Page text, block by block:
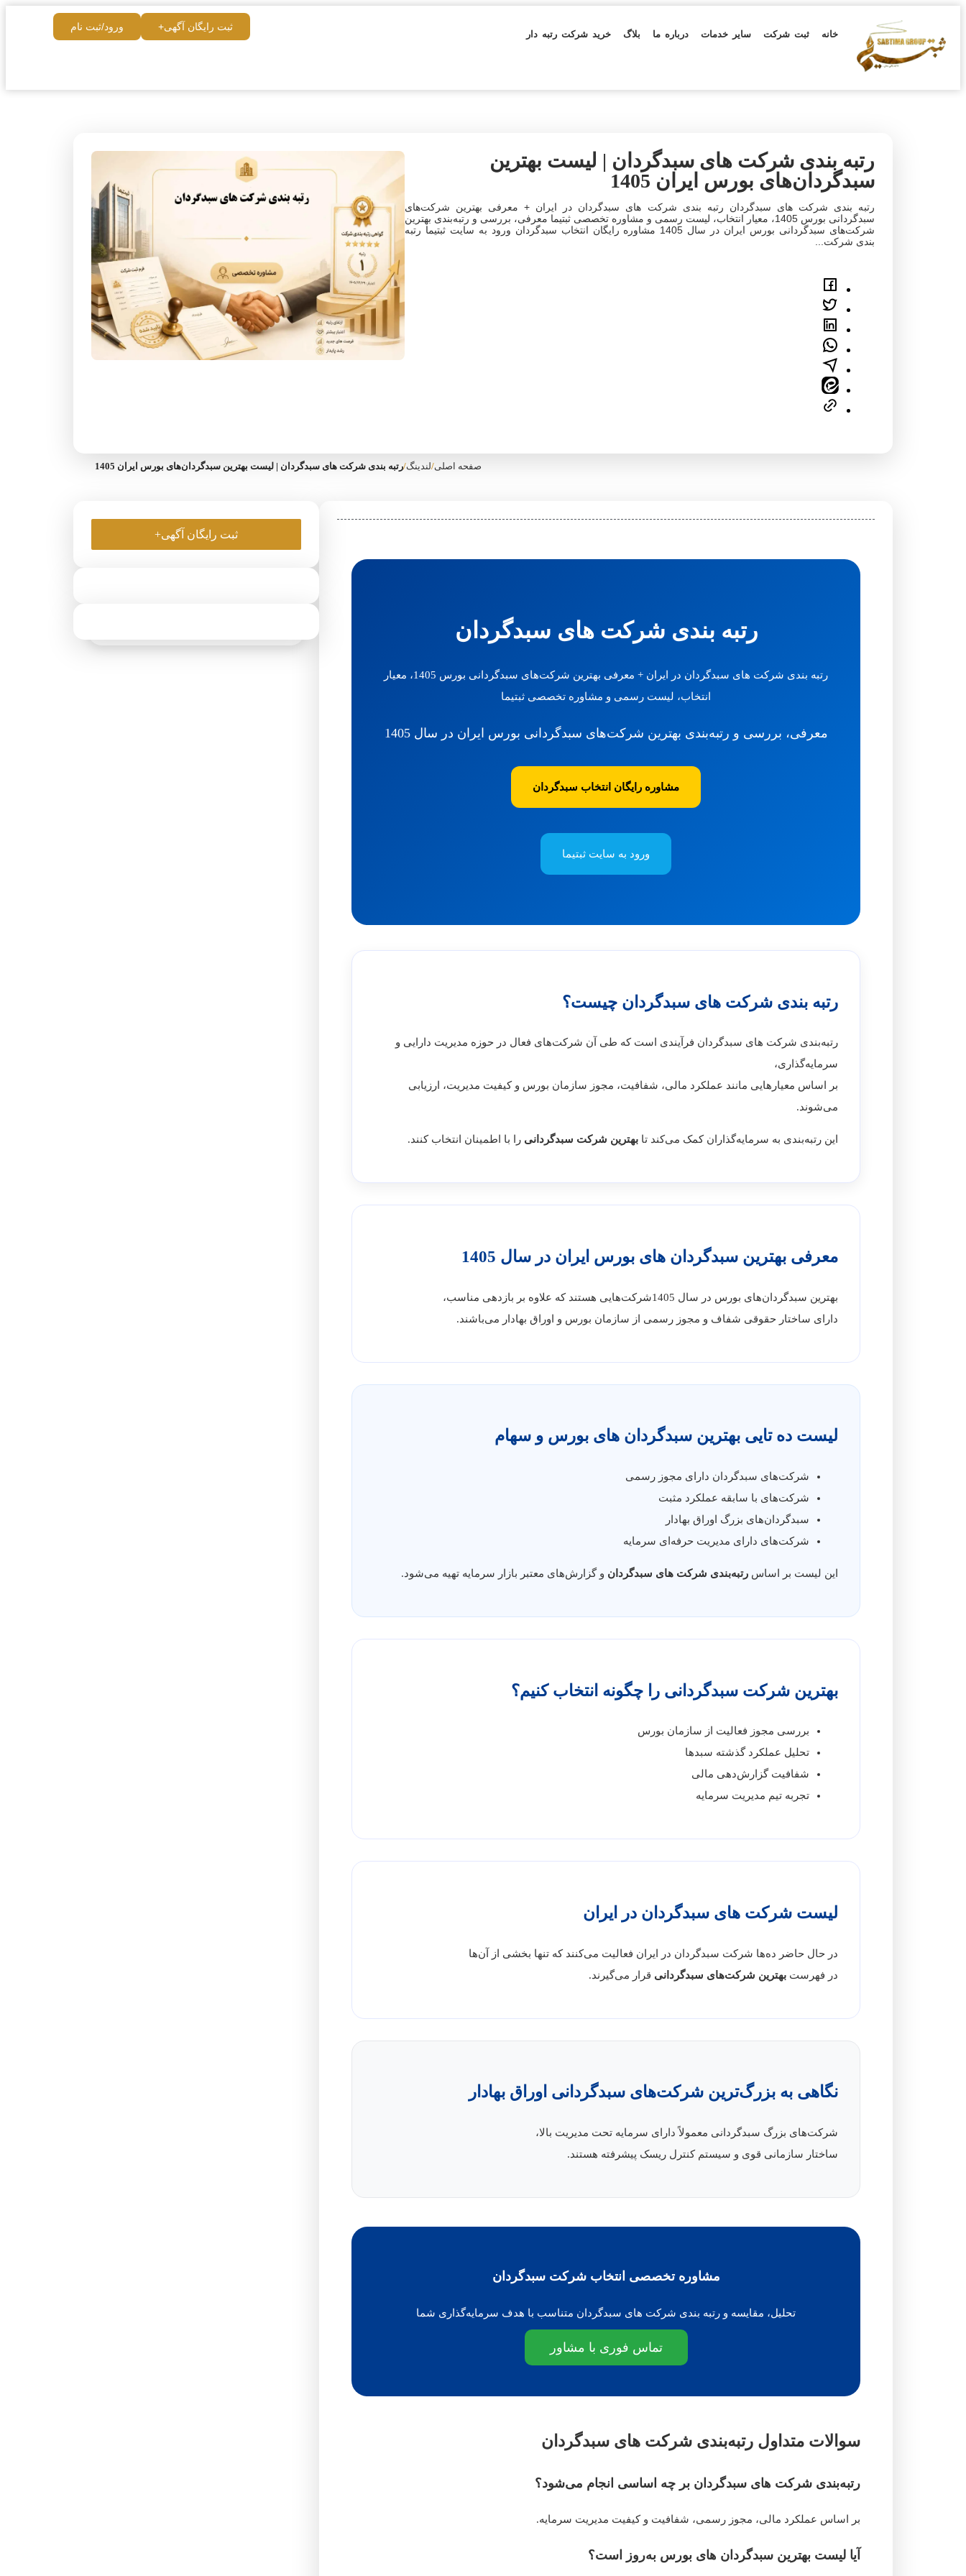
خانه ثبت شرکت سایر خدمات درباره ما بلاگ خرید شرکت رتبه دار
ثبت رایگان آگهی+ ورود/ثبت نام
رتبه بندی شرکت های سبدگردان | لیست بهترین
سبدگردان‌های بورس ایران 1405
رتبه بندی شرکت های سبدگردان رتبه بندی شرکت های سبدگردان در ایران + معرفی بهترین شرکت‌های
سبدگردانی بورس 1405، معیار انتخاب، لیست رسمی و مشاوره تخصصی ثبتیما معرفی، بررسی و رتبه‌بندی بهترین
شرکت‌های سبدگردانی بورس ایران در سال 1405 مشاوره رایگان انتخاب سبدگردان ورود به سایت ثبتیما رتبه
بندی شرکت...
صفحه اصلی/لندینگ/رتبه بندی شرکت های سبدگردان | لیست بهترین سبدگردان‌های بورس ایران 1405
رتبه بندی شرکت های سبدگردان
رتبه بندی شرکت های سبدگردان در ایران + معرفی بهترین شرکت‌های سبدگردانی بورس 1405، معیار
انتخاب، لیست رسمی و مشاوره تخصصی ثبتیما
معرفی، بررسی و رتبه‌بندی بهترین شرکت‌های سبدگردانی بورس ایران در سال 1405
مشاوره رایگان انتخاب سبدگردان
ورود به سایت ثبتیما
رتبه بندی شرکت های سبدگردان چیست؟
رتبه‌بندی شرکت های سبدگردان فرآیندی است که طی آن شرکت‌های فعال در حوزه مدیریت دارایی و
سرمایه‌گذاری،
بر اساس معیارهایی مانند عملکرد مالی، شفافیت، مجوز سازمان بورس و کیفیت مدیریت، ارزیابی
می‌شوند.
این رتبه‌بندی به سرمایه‌گذاران کمک می‌کند تا بهترین شرکت سبدگردانی را با اطمینان انتخاب کنند.
معرفی بهترین سبدگردان‌ های بورس ایران در سال 1405
بهترین سبدگردان‌های بورس در سال 1405شرکت‌هایی هستند که علاوه بر بازدهی مناسب،
دارای ساختار حقوقی شفاف و مجوز رسمی از سازمان بورس و اوراق بهادار می‌باشند.
لیست ده تایی بهترین سبدگردان های بورس و سهام
شرکت‌های سبدگردان دارای مجوز رسمی
شرکت‌های با سابقه عملکرد مثبت
سبدگردان‌های بزرگ اوراق بهادار
شرکت‌های دارای مدیریت حرفه‌ای سرمایه
این لیست بر اساس رتبه‌بندی شرکت های سبدگردان و گزارش‌های معتبر بازار سرمایه تهیه می‌شود.
بهترین شرکت سبدگردانی را چگونه انتخاب کنیم؟
بررسی مجوز فعالیت از سازمان بورس
تحلیل عملکرد گذشته سبدها
شفافیت گزارش‌دهی مالی
تجربه تیم مدیریت سرمایه
لیست شرکت های سبدگردان در ایران
در حال حاضر ده‌ها شرکت سبدگردان در ایران فعالیت می‌کنند که تنها بخشی از آن‌ها
در فهرست بهترین شرکت‌های سبدگردانی قرار می‌گیرند.
نگاهی به بزرگ‌ترین شرکت‌های سبدگردانی اوراق بهادار
شرکت‌های بزرگ سبدگردانی معمولاً دارای سرمایه تحت مدیریت بالا،
ساختار سازمانی قوی و سیستم کنترل ریسک پیشرفته هستند.
مشاوره تخصصی انتخاب شرکت سبدگردان
تحلیل، مقایسه و رتبه بندی شرکت های سبدگردان متناسب با هدف سرمایه‌گذاری شما
تماس فوری با مشاور
سوالات متداول رتبه‌بندی شرکت های سبدگردان
رتبه‌بندی شرکت های سبدگردان بر چه اساسی انجام می‌شود؟
بر اساس عملکرد مالی، مجوز رسمی، شفافیت و کیفیت مدیریت سرمایه.
آیا لیست بهترین سبدگردان های بورس به‌روز است؟
ثبت رایگان آگهی+